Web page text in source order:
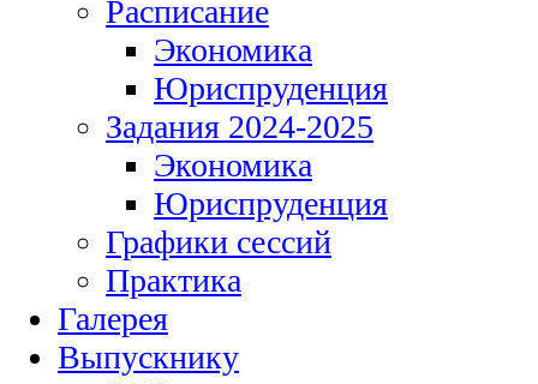
Расписание
Экономика
Юриспруденция
Задания 2024-2025
Экономика
Юриспруденция
Графики сессий
Практика
Галерея
Выпускнику